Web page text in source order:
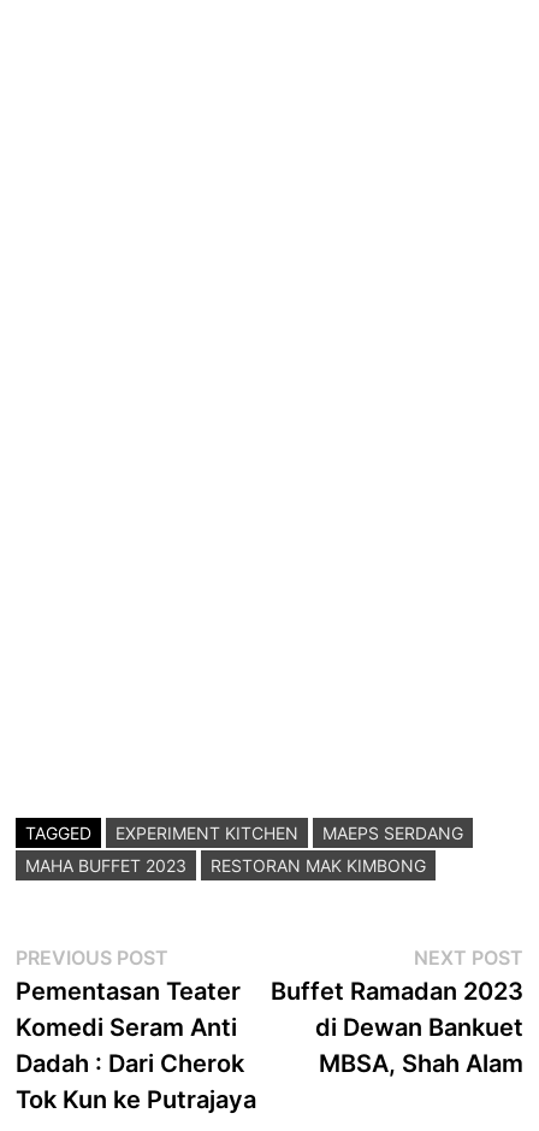
TAGGED EXPERIMENT KITCHEN
MAEPS SERDANG
MAHA BUFFET 2023
RESTORAN MAK KIMBONG
Post
navigation
PREVIOUS POST
post:
Pementasan Teater
Komedi Seram Anti
Dadah : Dari Cherok
Tok Kun ke Putrajaya
NEXT POST
Buffet Ramadan 2023
di Dewan Bankuet
MBSA, Shah Alam